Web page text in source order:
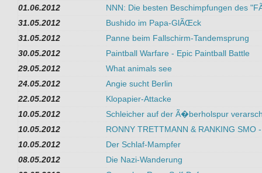
01.06.2012
NNN: Die besten Beschimpfungen des
31.05.2012
Bushido im Papa-GlÃŒck
31.05.2012
Panne beim Fallschirm-Tandemsprung
30.05.2012
Paintball Warfare - Epic Paintball Battle
29.05.2012
What animals see
24.05.2012
Angie sucht Berlin
22.05.2012
Klopapier-Attacke
10.05.2012
Schleicher auf der Ã�berholspur
10.05.2012
RONNY TRETTMANN & RANKING SMO
10.05.2012
Der Schlaf-Mampfer
08.05.2012
Die Nazi-Wanderung